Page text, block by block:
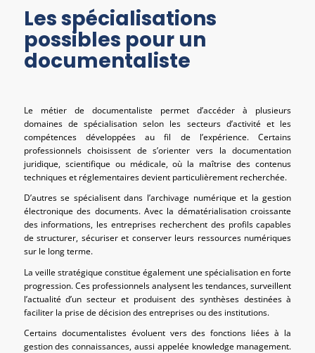
Les spécialisations
possibles pour un
documentaliste
Le métier de documentaliste permet d’accéder à plusieurs
domaines de spécialisation selon les secteurs d’activité et les
compétences développées au fil de l’expérience. Certains
professionnels choisissent de s’orienter vers la documentation
juridique, scientifique ou médicale, où la maîtrise des contenus
techniques et réglementaires devient particulièrement recherchée.
D’autres se spécialisent dans l’archivage numérique et la gestion
électronique des documents. Avec la dématérialisation croissante
des informations, les entreprises recherchent des profils capables
de structurer, sécuriser et conserver leurs ressources numériques
sur le long terme.
La veille stratégique constitue également une spécialisation en forte
progression. Ces professionnels analysent les tendances, surveillent
l’actualité d’un secteur et produisent des synthèses destinées à
faciliter la prise de décision des entreprises ou des institutions.
Certains documentalistes évoluent vers des fonctions liées à la
gestion des connaissances, aussi appelée knowledge management.